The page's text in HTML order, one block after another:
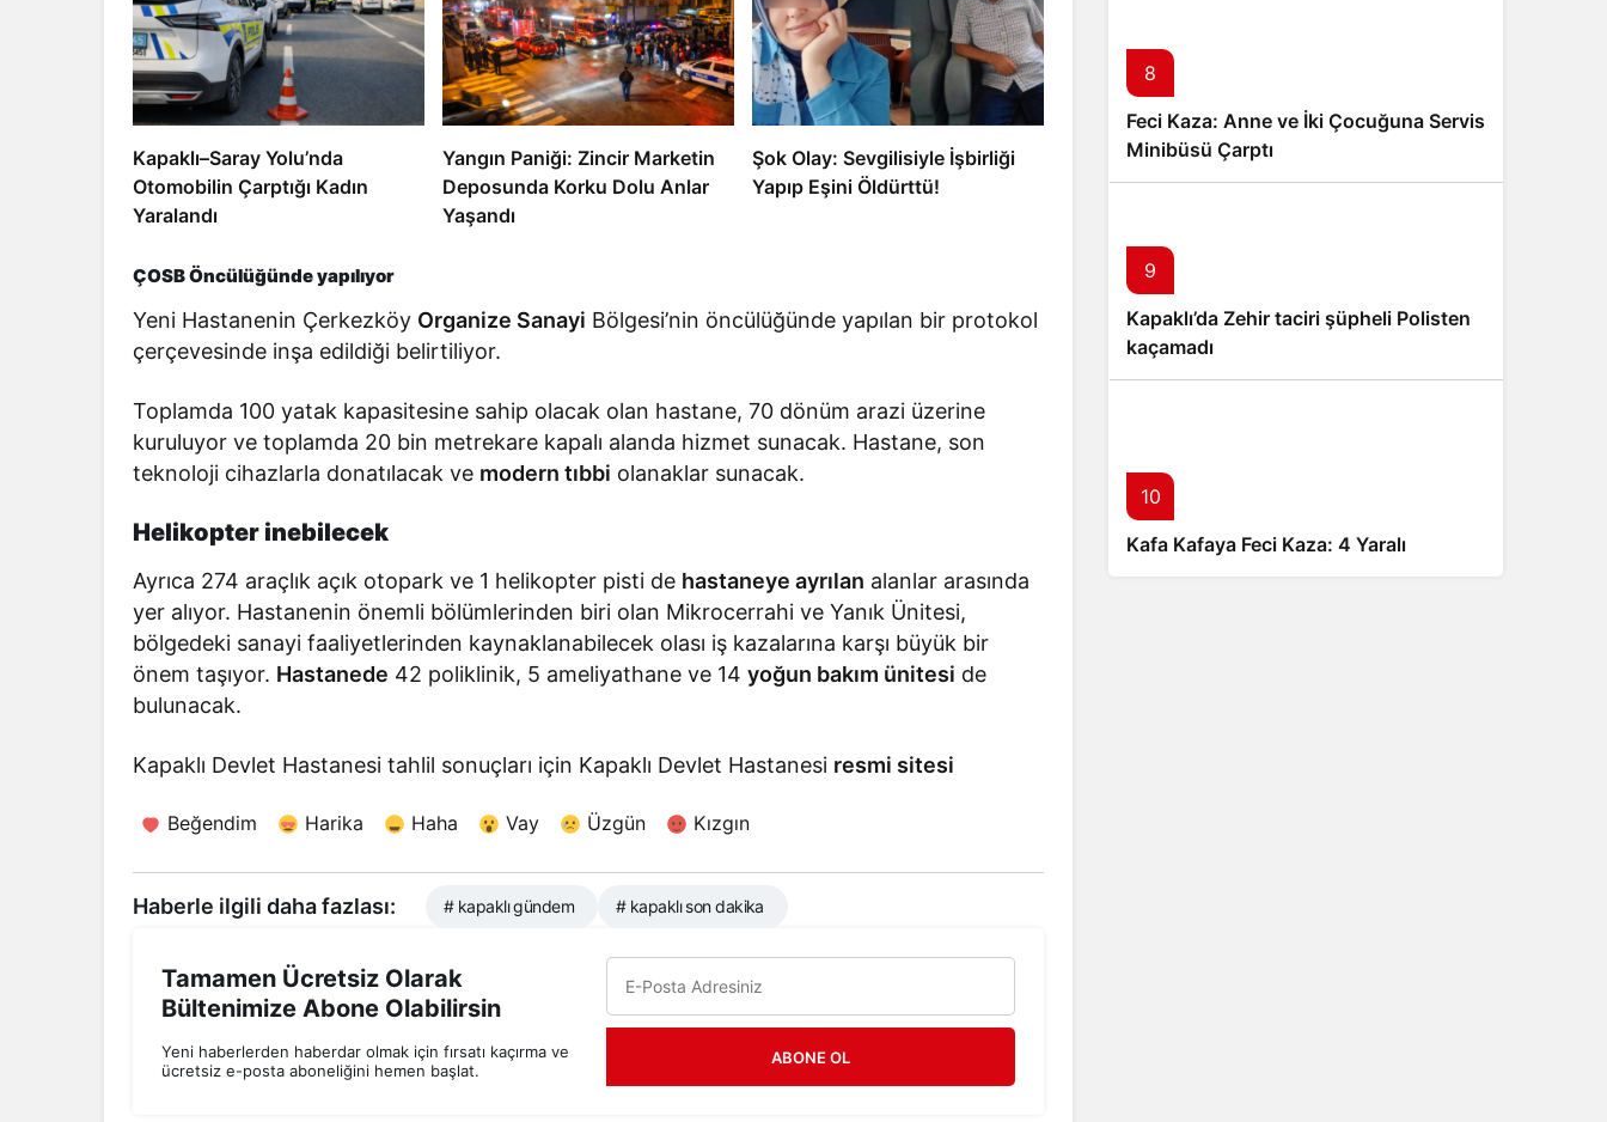
Kapaklı–Saray Yolu’nda
Otomobilin Çarptığı Kadın
Yaralandı
Yangın Paniği: Zincir Marketin
Deposunda Korku Dolu Anlar
Yaşandı
Şok Olay: Sevgilisiyle İşbirliği
Yapıp Eşini Öldürttü!
ÇOSB Öncülüğünde yapılıyor
Yeni Hastanenin Çerkezköy Organize Sanayi Bölgesi’nin öncülüğünde yapılan bir protokol
çerçevesinde inşa edildiği belirtiliyor.
Toplamda 100 yatak kapasitesine sahip olacak olan hastane, 70 dönüm arazi üzerine
kuruluyor ve toplamda 20 bin metrekare kapalı alanda hizmet sunacak. Hastane, son
teknoloji cihazlarla donatılacak ve modern tıbbi olanaklar sunacak.
Helikopter inebilecek
Ayrıca 274 araçlık açık otopark ve 1 helikopter pisti de hastaneye ayrılan alanlar arasında
yer alıyor. Hastanenin önemli bölümlerinden biri olan Mikrocerrahi ve Yanık Ünitesi,
bölgedeki sanayi faaliyetlerinden kaynaklanabilecek olası iş kazalarına karşı büyük bir
önem taşıyor. Hastanede 42 poliklinik, 5 ameliyathane ve 14yoğun bakım ünitesi de
bulunacak.
Kapaklı Devlet Hastanesi tahlil sonuçları için Kapaklı Devlet Hastanesi resmi sitesi
Beğendim Harika Haha Vay Üzgün Kızgın
Haberle ilgili daha fazlası: # kapaklı gündem # kapaklı son dakika
Tamamen Ücretsiz Olarak
Bültenimize Abone Olabilirsin
Yeni haberlerden haberdar olmak için fırsatı kaçırma ve
ücretsiz e-posta aboneliğini hemen başlat.
ABONE OL
8
Feci Kaza: Anne ve İki Çocuğuna Servis
Minibüsü Çarptı
9
Kapaklı’da Zehir taciri şüpheli Polisten
kaçamadı
10
Kafa Kafaya Feci Kaza: 4 Yaralı